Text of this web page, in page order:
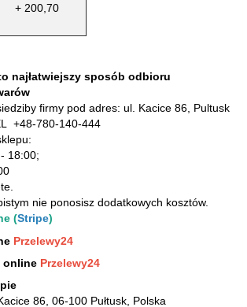
+ 200,70
najłatwiejszy sposób odbioru
firmy pod adres: ul. Kacice 86, Pultusk
+48-780-140-444
18:00;
nie ponosisz dodatkowych kosztów.
(Stripe)
Przelewy24
online Przelewy24
86, 06-100 Pułtusk, Polska